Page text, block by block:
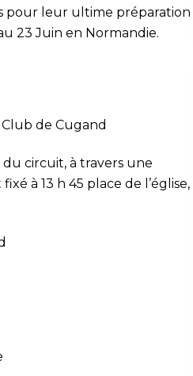
pour leur ultime préparation
23 Juin en Normandie.
de Cugand
circuit, à travers une
à 13 h 45 place de l’église,